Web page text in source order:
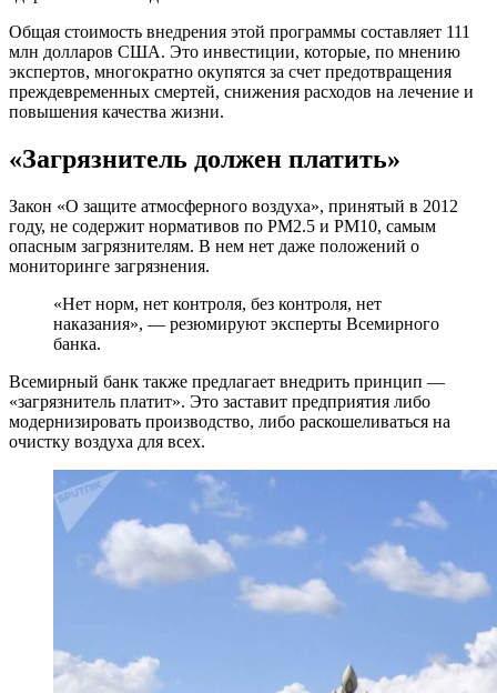
Общая стоимость внедрения этой программы составляет 111
млн долларов США. Это инвестиции, которые, по мнению
экспертов, многократно окупятся за счет предотвращения
преждевременных смертей, снижения расходов на лечение и
повышения качества жизни.
«Загрязнитель должен платить»
Закон «О защите атмосферного воздуха», принятый в 2012
году, не содержит нормативов по PM2.5 и PM10, самым
опасным загрязнителям. В нем нет даже положений о
мониторинге загрязнения.
«Нет норм, нет контроля, без контроля, нет
наказания», — резюмируют эксперты Всемирного
банка.
Всемирный банк также предлагает внедрить принцип —
«загрязнитель платит». Это заставит предприятия либо
модернизировать производство, либо раскошеливаться на
очистку воздуха для всех.